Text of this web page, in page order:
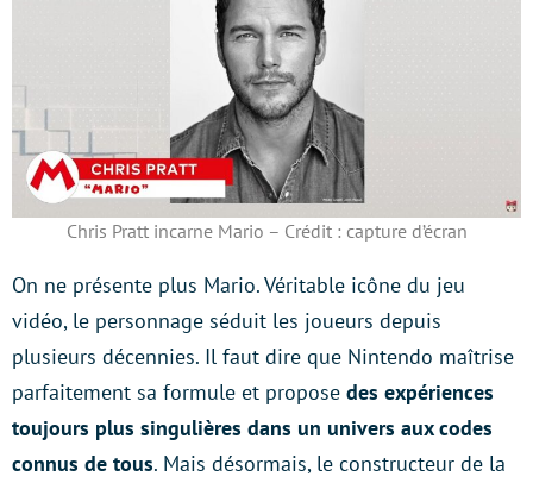
Chris Pratt incarne Mario – Crédit : capture d’écran
On ne présente plus Mario. Véritable icône du jeu
vidéo, le personnage séduit les joueurs depuis
plusieurs décennies. Il faut dire que Nintendo maîtrise
parfaitement sa formule et propose des expériences
toujours plus singulières dans un univers aux codes
connus de tous. Mais désormais, le constructeur de la